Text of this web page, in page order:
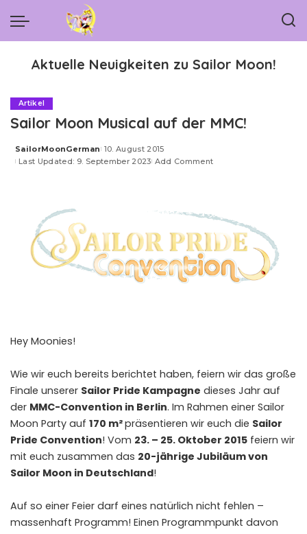
Aktuelle Neuigkeiten zu Sailor Moon!
Artikel
Sailor Moon Musical auf der MMC!
Posted
by
SailorMoonGerman 10. August 2015
Last Updated: 9. September 2023 Add Comment
Hey Moonies!
Wie wir euch bereits berichtet haben, feiern wir das große
Finale unserer Sailor Pride Kampagne dieses Jahr auf
der MMC-Convention in Berlin. Im Rahmen einer Sailor
Moon Party auf 170 m²präsentieren wir euch die Sailor
Pride Convention! Vom 23. – 25. Oktober 2015 feiern wir
mit euch zusammen das 20-jährige Jubiläum von
Sailor Moon in Deutschland!
Auf so einer Feier darf eines natürlich nicht fehlen –
massenhaft Programm! Einen Programmpunkt davon